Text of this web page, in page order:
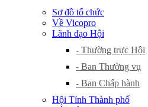
Sơ đồ tổ chức
Về Vicopro
Lãnh đạo Hội
- Thường trực Hội
- Ban Thường vụ
- Ban Chấp hành
Hội Tỉnh Thành phố